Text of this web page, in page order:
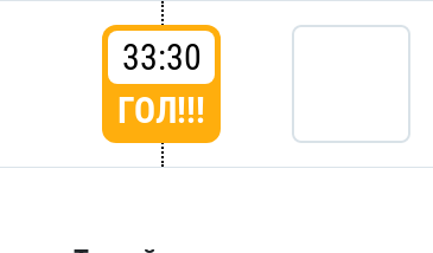
33:30
ГОЛ!!!